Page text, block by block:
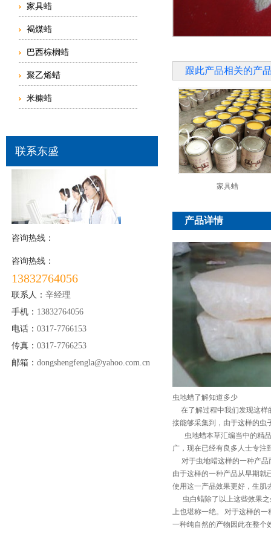
家具蜡
褐煤蜡
巴西棕榈蜡
聚乙烯蜡
米糠蜡
联系东盛
咨询热线：
咨询热线：
13832764056
联系人： 辛经理
手机： 13832764056
电话： 0317-7766153
传真： 0317-7766253
邮箱： dongshengfengla@yahoo.com.cn
跟此产品相关的产
家具蜡
产品详情
虫地蜡了解知道多少
在了解过程中我们发现这样
接能够采集到，由于这样的虫
虫地蜡本草汇编当中的精品
广，现在已经有良多人士专注
对于虫地蜡这样的一种产品
由于这样的一种产品从早期就
使用这一产品效果更好，生肌
虫白蜡除了以上这些效果之
上也堪称一绝。 对于这样的
一种纯自然的产物因此在整个